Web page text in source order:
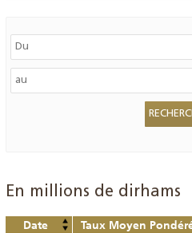
En millions de dirhams
Date Taux Moyen